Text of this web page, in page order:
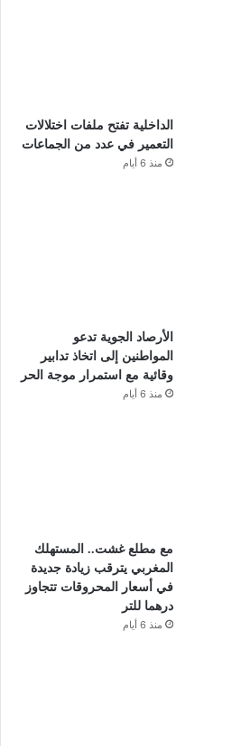
الداخلية تفتح ملفات اختلالات
التعمير في عدد من الجماعات
منذ 6 أيام
الأرصاد الجوية تدعو
المواطنين إلى اتخاذ تدابير
وقائية مع استمرار موجة الحر
منذ 6 أيام
مع مطلع غشت.. المستهلك
المغربي يترقب زيادة جديدة
في أسعار المحروقات تتجاوز
درهما للتر
منذ 6 أيام